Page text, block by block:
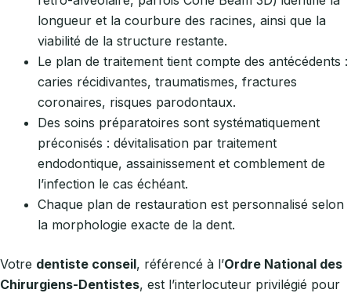
longueur et la courbure des racines, ainsi que la
viabilité de la structure restante.
Le plan de traitement tient compte des antécédents :
caries récidivantes, traumatismes, fractures
coronaires, risques parodontaux.
Des soins préparatoires sont systématiquement
préconisés : dévitalisation par traitement
endodontique, assainissement et comblement de
l’infection le cas échéant.
Chaque plan de restauration est personnalisé selon
la morphologie exacte de la dent.
Votre dentiste conseil, référencé à l’Ordre National des
Chirurgiens-Dentistes, est l’interlocuteur privilégié pour